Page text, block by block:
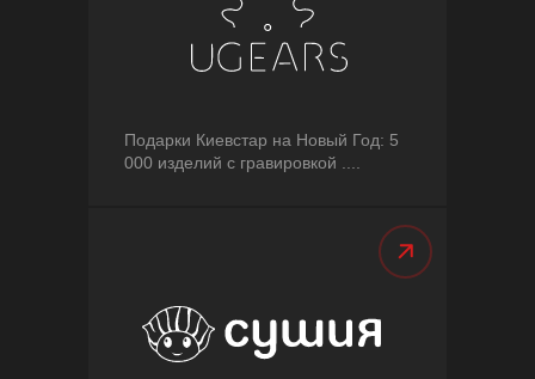
Подарки Киевстар на Новый Год: 5
000 изделий с гравировкой ....